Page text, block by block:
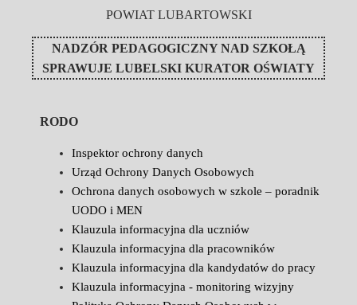
POWIAT LUBARTOWSKI
NADZÓR PEDAGOGICZNY NAD SZKOŁĄ
SPRAWUJE LUBELSKI KURATOR OŚWIATY
RODO
Inspektor ochrony danych
Urząd Ochrony Danych Osobowych
Ochrona danych osobowych w szkole – poradnik
UODO i MEN
Klauzula informacyjna dla uczniów
Klauzula informacyjna dla pracowników
Klauzula informacyjna dla kandydatów do pracy
Klauzula informacyjna - monitoring wizyjny